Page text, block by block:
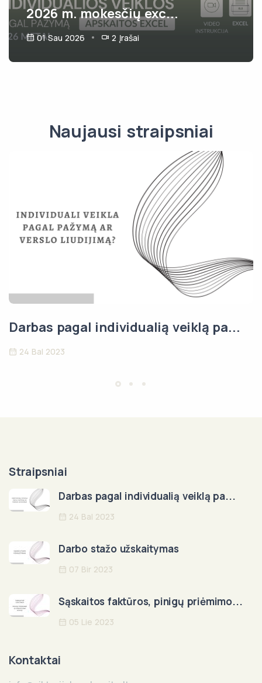
2026 m. mokesčių exc...
01 Sau 2026 2 Įrašai
Naujausi straipsniai
Darbas pagal individualią veiklą pa...
24 Bal 2023
Straipsniai
Darbas pagal individualią veiklą pa...
24 Bal 2023
Darbo stažo užskaitymas
07 Bir 2023
Sąskaitos faktūros, pinigų priėmimo...
05 Lie 2023
Kontaktai